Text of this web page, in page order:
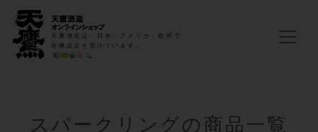
天鷹酒造は、日本・アメリカ・欧州で
有機認定を受けています。
スパークリングの商品一覧